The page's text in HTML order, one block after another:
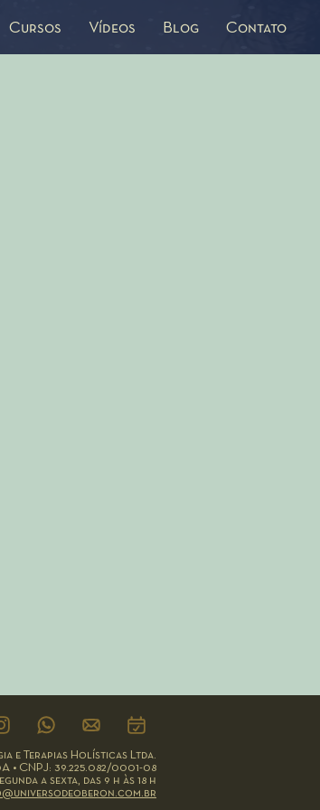
Cursos Vídeos Blog Contato
e Terapias Holísticas Ltda.
• CNPJ: 39.225.082/0001-08
a sexta, das 9 h às 18 h